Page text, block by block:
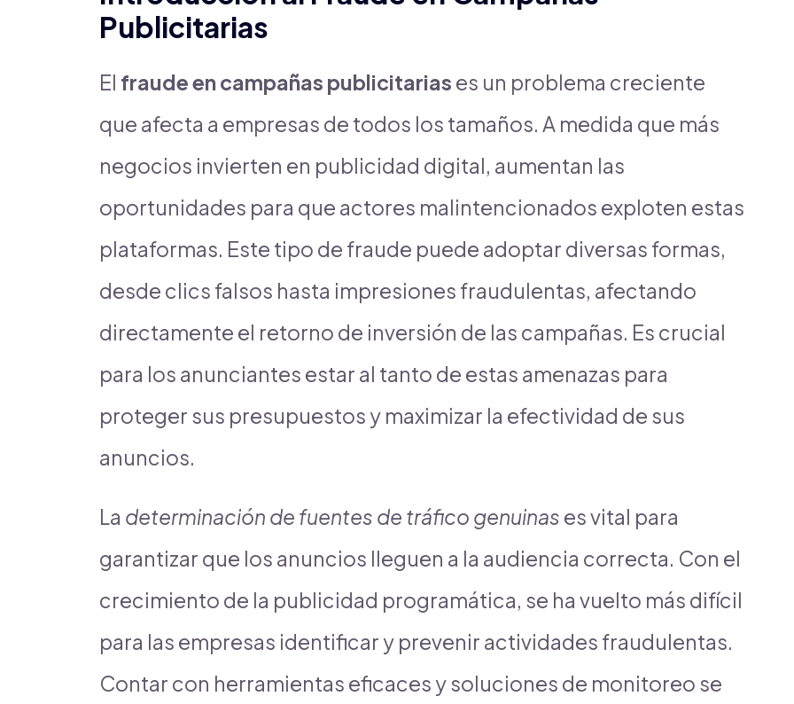
Publicitarias
El fraude en campañas publicitarias es un problema creciente
que afecta a empresas de todos los tamaños. A medida que más
negocios invierten en publicidad digital, aumentan las
oportunidades para que actores malintencionados exploten estas
plataformas. Este tipo de fraude puede adoptar diversas formas,
desde clics falsos hasta impresiones fraudulentas, afectando
directamente el retorno de inversión de las campañas. Es crucial
para los anunciantes estar al tanto de estas amenazas para
proteger sus presupuestos y maximizar la efectividad de sus
anuncios.
La determinación de fuentes de tráfico genuinas es vital para
garantizar que los anuncios lleguen a la audiencia correcta. Con el
crecimiento de la publicidad programática, se ha vuelto más difícil
para las empresas identificar y prevenir actividades fraudulentas.
Contar con herramientas eficaces y soluciones de monitoreo se